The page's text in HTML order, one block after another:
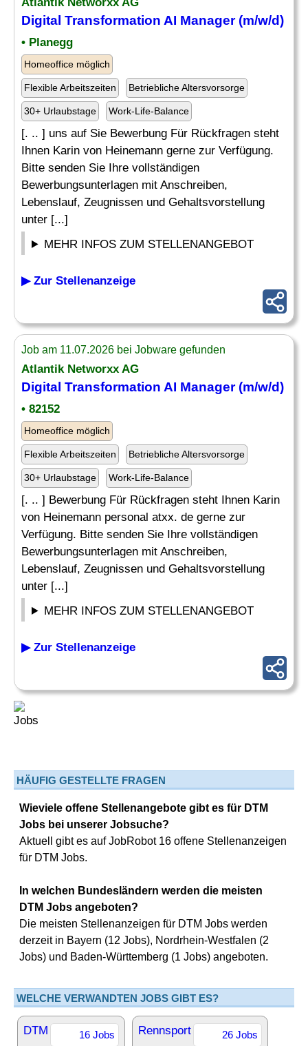
Digital Transformation AI Manager (m/w/d)
• Planegg
Homeoffice möglich
Flexible Arbeitszeiten Betriebliche Altersvorsorge
30+ Urlaubstage Work-Life-Balance
[. .. ] uns auf Sie Bewerbung Für Rückfragen steht
Ihnen Karin von Heinemann gerne zur Verfügung.
Bitte senden Sie Ihre vollständigen
Bewerbungsunterlagen mit Anschreiben,
Lebenslauf, Zeugnissen und Gehaltsvorstellung
unter [...]
MEHR INFOS ZUM STELLENANGEBOT
▶ Zur Stellenanzeige
Job am 11.07.2026 bei Jobware gefunden
Atlantik Networxx AG
Digital Transformation AI Manager (m/w/d)
• 82152
Homeoffice möglich
Flexible Arbeitszeiten Betriebliche Altersvorsorge
30+ Urlaubstage Work-Life-Balance
[. .. ] Bewerbung Für Rückfragen steht Ihnen Karin
von Heinemann personal atxx. de gerne zur
Verfügung. Bitte senden Sie Ihre vollständigen
Bewerbungsunterlagen mit Anschreiben,
Lebenslauf, Zeugnissen und Gehaltsvorstellung
unter [...]
MEHR INFOS ZUM STELLENANGEBOT
▶ Zur Stellenanzeige
HÄUFIG GESTELLTE FRAGEN
Wieviele offene Stellenangebote gibt es für DTM
Jobs bei unserer Jobsuche?
Aktuell gibt es auf JobRobot 16 offene Stellenanzeigen
für DTM Jobs.
In welchen Bundesländern werden die meisten
DTM Jobs angeboten?
Die meisten Stellenanzeigen für DTM Jobs werden
derzeit in Bayern (12 Jobs), Nordrhein-Westfalen (2
Jobs) und Baden-Württemberg (1 Jobs) angeboten.
WELCHE VERWANDTEN JOBS GIBT ES?
DTM 16 Jobs Rennsport 26 Jobs